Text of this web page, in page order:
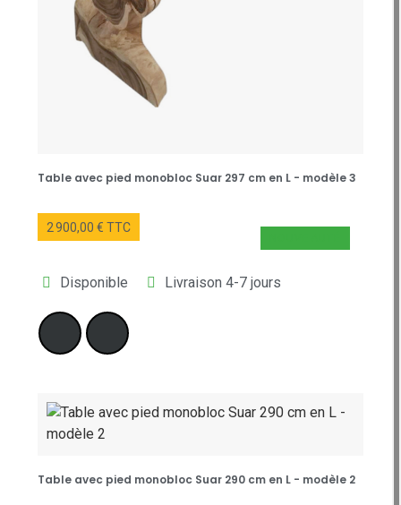
Table avec pied monobloc Suar 297 cm en L - modèle 3
2 900,00 € TTC
Disponible Livraison 4-7 jours
Table avec pied monobloc Suar 290 cm en L - modèle 2